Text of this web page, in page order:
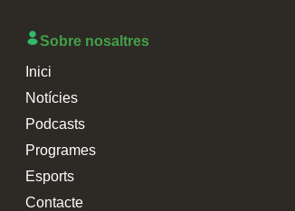
Sobre nosaltres
Inici
Notícies
Podcasts
Programes
Esports
Contacte